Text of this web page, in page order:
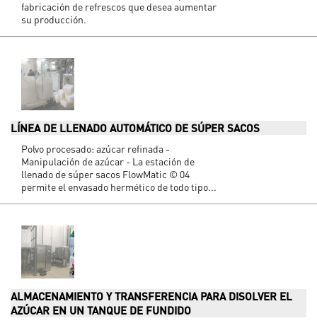
fabricación de refrescos que desea aumentar
su producción.
LÍNEA DE LLENADO AUTOMÁTICO DE SÚPER SACOS
Polvo procesado: azúcar refinada -
Manipulación de azúcar - La estación de
llenado de súper sacos FlowMatic © 04
permite el envasado hermético de todo tipo...
ALMACENAMIENTO Y TRANSFERENCIA PARA DISOLVER EL
AZÚCAR EN UN TANQUE DE FUNDIDO